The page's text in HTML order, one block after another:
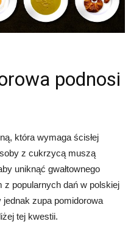
podnosi
która wymaga ścisłej
z cukrzycą muszą
uniknąć gwałtownego
popularnych dań w polskiej
zupa pomidorowa
tej kwestii.